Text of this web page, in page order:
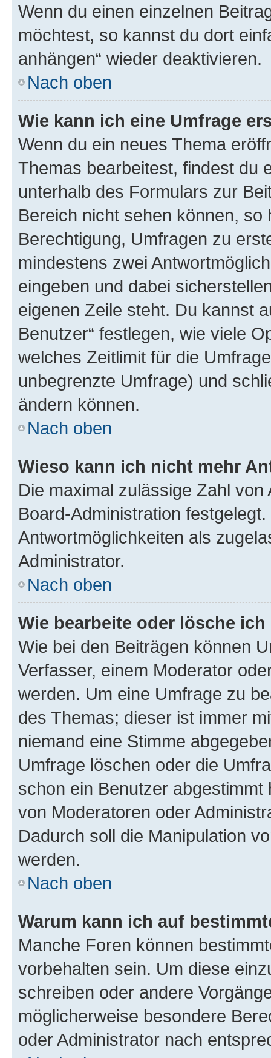
Wenn du einen einzelnen
möchtest, so kannst du dort
anhängen“ wieder deaktivieren.
Nach oben
Wie kann ich eine Umfrage
Wenn du ein neues Thema
Themas bearbeitest, findest du
unterhalb des Formulars zur
Bereich nicht sehen können,
Berechtigung, Umfragen zu
mindestens zwei
eingeben und dabei
eigenen Zeile steht. Du kannst
Benutzer“ festlegen, wie viele
welches Zeitlimit für die
unbegrenzte Umfrage) und
ändern können.
Nach oben
Wieso kann ich nicht mehr
Die maximal zulässige Zahl
Board-Administration
Antwortmöglichkeiten als
Administrator.
Nach oben
Wie bearbeite oder lösche
Wie bei den Beiträgen können
Verfasser, einem Moderator
werden. Um eine Umfrage zu
des Themas; dieser ist immer
niemand eine Stimme
Umfrage löschen oder die
schon ein Benutzer
von Moderatoren oder
Dadurch soll die Manipulation
werden.
Nach oben
Warum kann ich auf
Manche Foren können
vorbehalten sein. Um diese
schreiben oder andere
möglicherweise besondere
oder Administrator nach